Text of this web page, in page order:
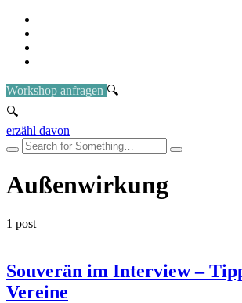
Workshop anfragen
erzähl davon
Außenwirkung
1 post
Souverän im Interview –
Vereine